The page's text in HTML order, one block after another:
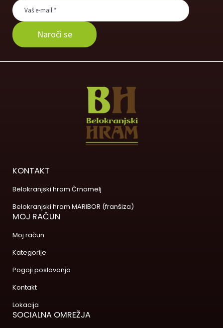
KONTAKT
Belokranjski hram Črnomelj
Belokranjski hram MARIBOR (franšiza)
MOJ RAČUN
Moj račun
Kategorije
Pogoji poslovanja
Kontakt
Lokacija
SOCIALNA OMREŽJA